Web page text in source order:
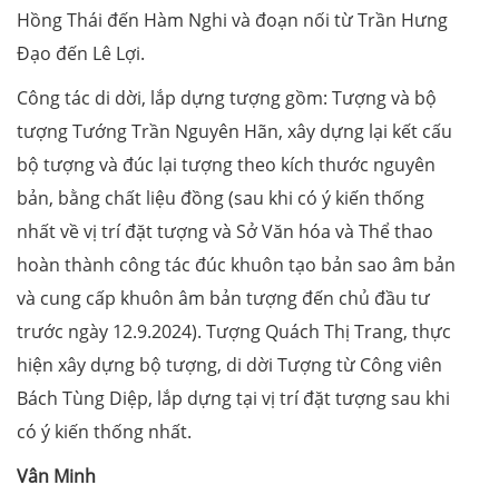
Hồng Thái đến Hàm Nghi và đoạn nối từ Trần Hưng
Đạo đến Lê Lợi.
Công tác di dời, lắp dựng tượng gồm: Tượng và bộ
tượng Tướng Trần Nguyên Hãn, xây dựng lại kết cấu
bộ tượng và đúc lại tượng theo kích thước nguyên
bản, bằng chất liệu đồng (sau khi có ý kiến thống
nhất về vị trí đặt tượng và Sở Văn hóa và Thể thao
hoàn thành công tác đúc khuôn tạo bản sao âm bản
và cung cấp khuôn âm bản tượng đến chủ đầu tư
trước ngày 12.9.2024). Tượng Quách Thị Trang, thực
hiện xây dựng bộ tượng, di dời Tượng từ Công viên
Bách Tùng Diệp, lắp dựng tại vị trí đặt tượng sau khi
có ý kiến thống nhất.
Vân Minh